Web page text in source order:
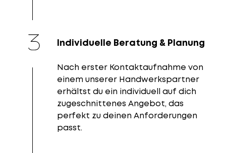
Individuelle Beratung & Planung
Nach erster Kontaktaufnahme von
einem unserer Handwerkspartner
erhältst du ein individuell auf dich
zugeschnittenes Angebot, das
perfekt zu deinen Anforderungen
passt.